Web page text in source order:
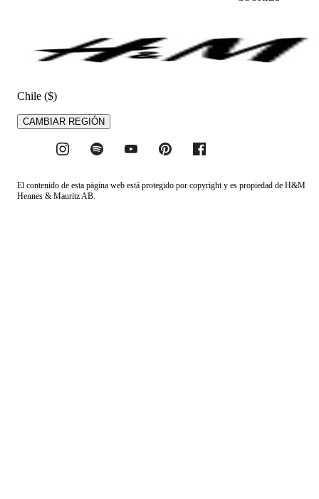
Chile ($)
CAMBIAR REGIÓN
El contenido de esta página web está protegido por copyright y es propiedad de H&M
Hennes & Mauritz AB.